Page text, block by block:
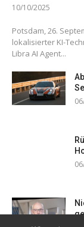
10/10/2025
Potsdam, 26.
lokalisierter KI-
Libra AI Agent...